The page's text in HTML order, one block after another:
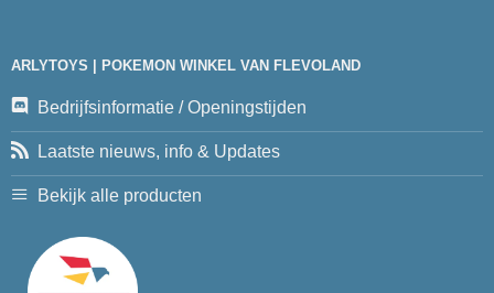
ARLYTOYS | POKEMON WINKEL VAN FLEVOLAND
Bedrijfsinformatie / Openingstijden
Laatste nieuws, info & Updates
Bekijk alle producten